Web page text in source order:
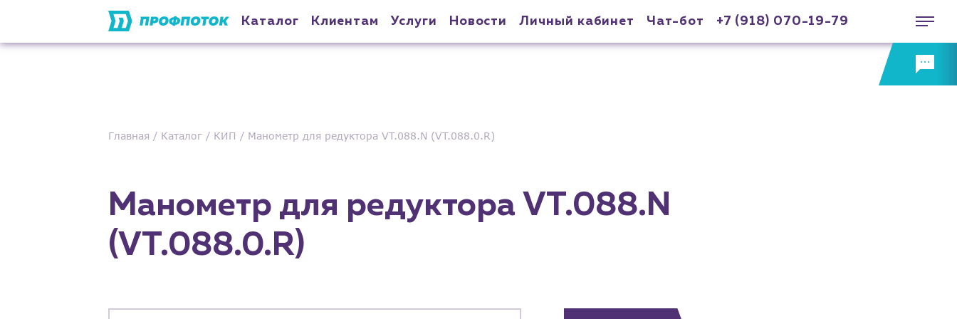
Каталог Клиентам Услуги Новости Личный кабинет Чат-бот +7 (918) 070-19-79
Главная Каталог КИП Манометр для редуктора VT.088.N (VT.088.0.R)
Манометр для редуктора VT.088.N
(VT.088.0.R)